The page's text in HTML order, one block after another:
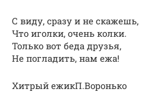
С виду, сразу и не скажешь,
Что иголки, очень колки.
Только вот беда друзья,
Не погладить, нам ежа!
Хитрый ежикП.Воронько